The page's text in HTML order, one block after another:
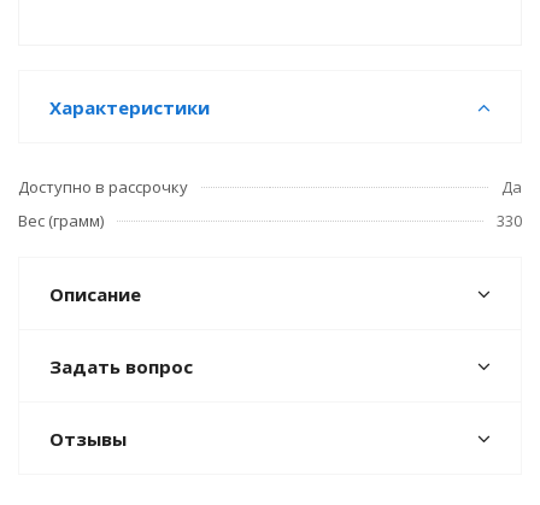
Характеристики
Доступно в рассрочку
Да
Вес (грамм)
330
Описание
Задать вопрос
Отзывы